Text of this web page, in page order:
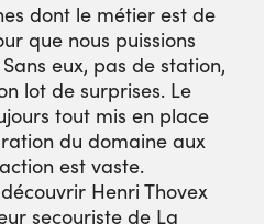
dont le métier est de
que nous puissions
eux, pas de station,
lot de surprises. Le
tout mis en place
du domaine aux
est vaste.
Henri Thovex
secouriste de La